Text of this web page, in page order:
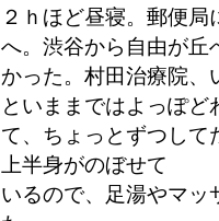
２ｈほど昼寝。郵便
へ。渋谷から自由が丘
かった。村田治療院、
といままではよっぽ
て、ちょっとずつして
上半身がのぼせて
いるので、足湯やマッ